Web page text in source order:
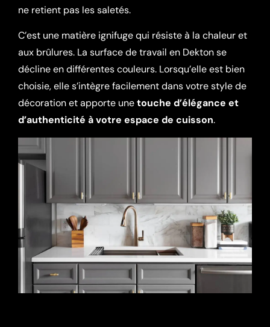
ne retient pas les saletés.
C’est une matière ignifuge qui résiste à la chaleur et
aux brûlures. La surface de travail en Dekton se
décline en différentes couleurs. Lorsqu’elle est bien
choisie, elle s’intègre facilement dans votre style de
décoration et apporte unetouche d’élégance et
d’authenticité à votre espace de cuisson.